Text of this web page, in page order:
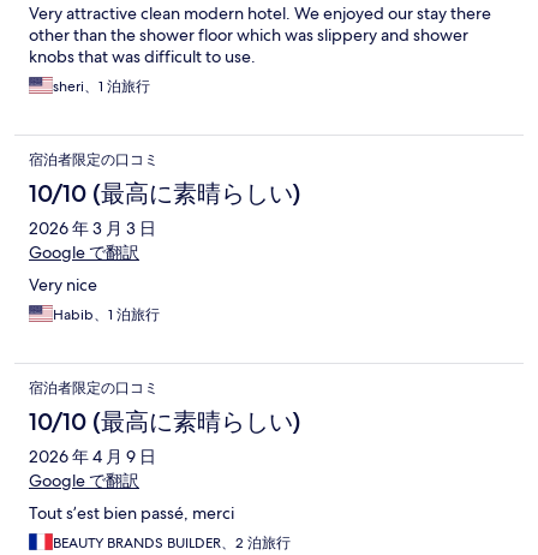
Very attractive clean modern hotel. We enjoyed our stay there
other than the shower floor which was slippery and shower
knobs that was difficult to use.
sheri、1 泊旅行
宿泊者限定の口コミ
10/10 (最高に素晴らしい)
2026 年 3 月 3 日
Google で翻訳
Very nice
Habib、1 泊旅行
宿泊者限定の口コミ
10/10 (最高に素晴らしい)
2026 年 4 月 9 日
Google で翻訳
Tout s’est bien passé, merci
BEAUTY BRANDS BUILDER、2 泊旅行